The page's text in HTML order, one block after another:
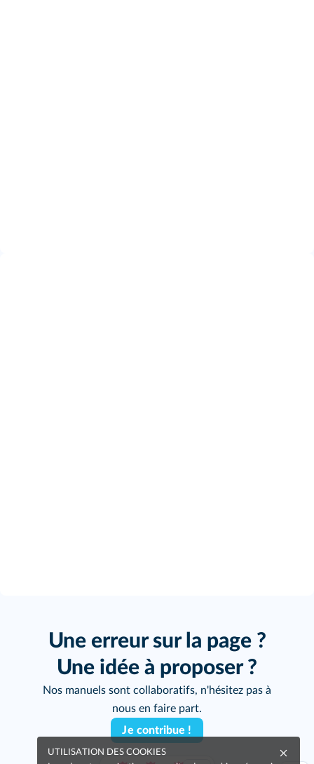
Une erreur sur la page ?
Une idée à proposer ?
Nos manuels sont collaboratifs, n'hésitez pas à
nous en faire part.
Je contribue !
UTILISATION DES COOKIES